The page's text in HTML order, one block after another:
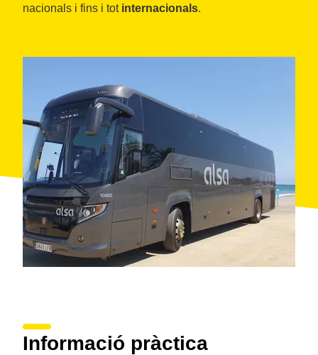
nacionals i fins i tot internacionals.
Informació pràctica